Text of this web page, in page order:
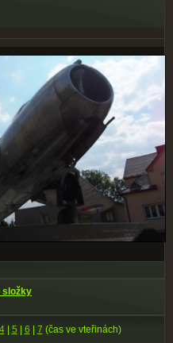
složky
4| 5 6 7 (čas ve vteřinách)